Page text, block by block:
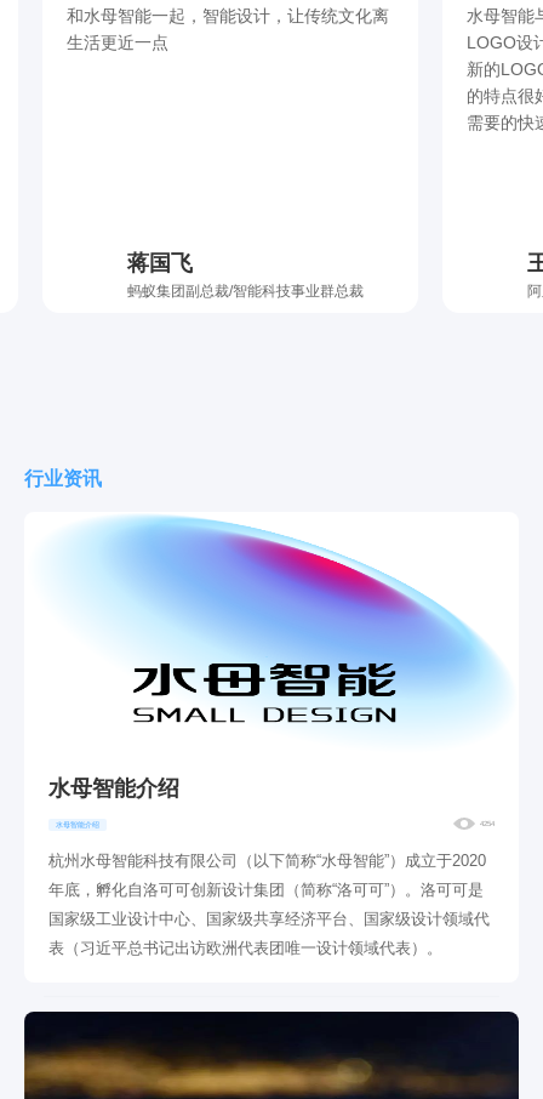
和水母智能一起，智能设计，让传统文化离
生活更近一点
蒋国飞
蚂蚁集团副总裁/智能科技事业群总裁
水母智能
LOGO设
新的
的特点很
需要的快
行业资讯
水母智能介绍
水母智能介绍 4254
杭州水母智能科技有限公司（以下简称“水母智能”）成立于2020
年底，孵化自洛可可创新设计集团（简称“洛可可”）。洛可可是
国家级工业设计中心、国家级共享经济平台、国家级设计领域代
表（习近平总书记出访欧洲代表团唯一设计领域代表）。